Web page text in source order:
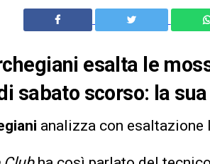
esalta le
sabato scorso: la
analizza con esaltazione